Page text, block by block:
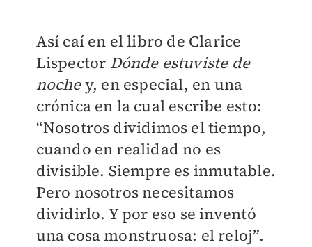
Así caí en el libro de Clarice
Lispector Dónde estuviste de
nochey, en especial, en una
crónica en la cual escribe esto:
“Nosotros dividimos el tiempo,
cuando en realidad no es
divisible. Siempre es inmutable.
Pero nosotros necesitamos
dividirlo. Y por eso se inventó
una cosa monstruosa: el reloj”.